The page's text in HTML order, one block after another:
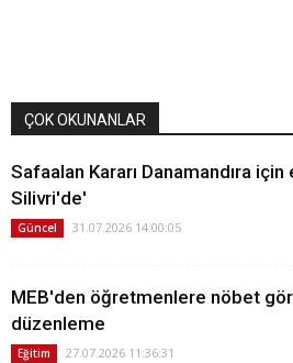
ÇOK OKUNANLAR
Safaalan Kararı Danamandıra
Silivri'de'
Güncel 31.07.2026 14:00:05
MEB'den öğretmenlere nöbet
düzenleme
Eğitim 27.07.2026 11:36:31